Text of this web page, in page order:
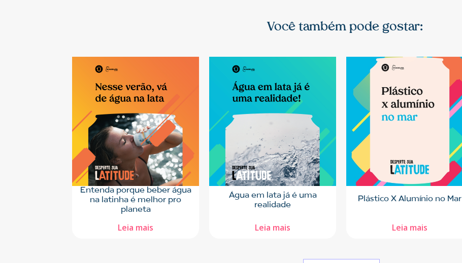
Você também pode gostar:
Entenda porque beber água
na latinha é melhor pro
planeta
Leia mais
Água em lata já é uma
realidade
Leia mais
Plástico X Alumínio no Mar
Leia mais